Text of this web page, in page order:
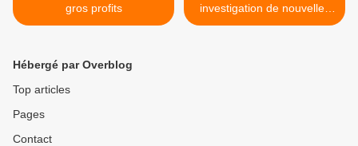
gros profits
investigation de nouvelles
épidémies. L'opinion du
Hébergé par Overblog
Top articles
Pages
Contact